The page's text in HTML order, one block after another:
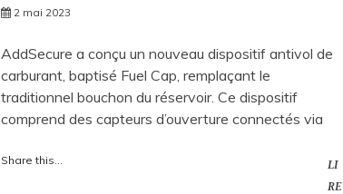
2 mai 2023
AddSecure a conçu un nouveau dispositif antivol de
carburant, baptisé Fuel Cap, remplaçant le
traditionnel bouchon du réservoir. Ce dispositif
comprend des capteurs d’ouverture connectés via
Share this...
LI
RE